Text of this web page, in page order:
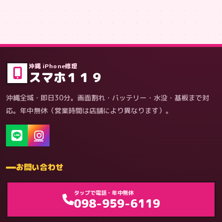
症状・内容から
沖縄 iPhone修理
スマホ１１９
沖縄全域・即日30分。画面割れ・バッテリー・水没・基板まで対
応。年中無休（営業時間は店舗により異なります）。
お問い合わせ
タップで電話・年中無休
098-959-6119